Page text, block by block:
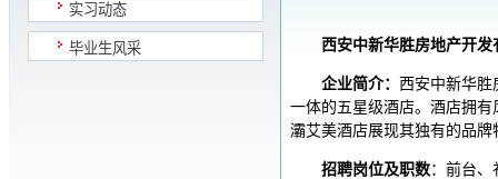
实习动态
毕业生风采 西安中新华胜房地产开发
企业简介： 西安中新华胜
一体的五星级酒店。酒店拥
灞艾美酒店展现其独有的品牌
招聘岗位及职数：前台、